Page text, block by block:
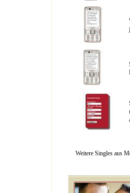
Weitere Singles aus